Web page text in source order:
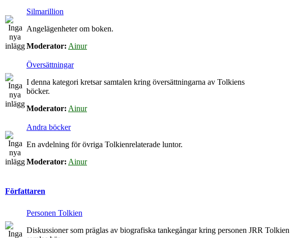
Silmarillion
Angelägenheter om boken.
Moderator: Ainur
Översättningar
I denna kategori kretsar samtalen kring översättningarna av Tolkiens
böcker.
Moderator: Ainur
Andra böcker
En avdelning för övriga Tolkienrelaterade luntor.
Moderator: Ainur
Författaren
Personen Tolkien
Diskussioner som präglas av biografiska tankegångar kring personen JRR Tolkien